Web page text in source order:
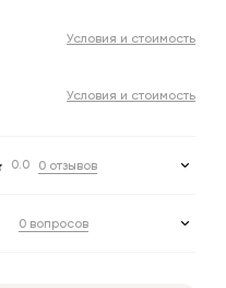
Условия и стоимость
Условия и стоимость
0.0 0 отзывов
0 вопросов